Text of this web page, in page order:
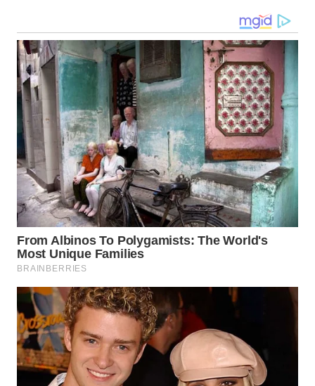
WN
KALTENG
WN
KALTARA
WN
KALSEL
WN
KALTIM
WN
SULSEL
WN
GORONTALO
WN
SULUT